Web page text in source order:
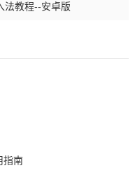
法教程--安卓版
指南